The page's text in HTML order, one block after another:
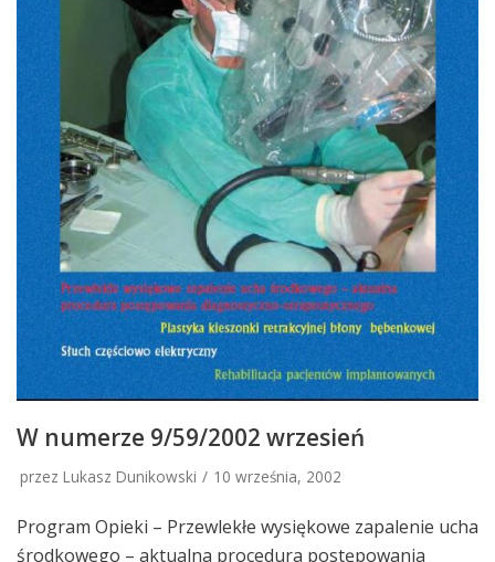
W numerze 9/59/2002 wrzesień
przez Lukasz Dunikowski 10 września, 2002
Program Opieki – Przewlekłe wysiękowe zapalenie ucha
środkowego – aktualna procedura postępowania